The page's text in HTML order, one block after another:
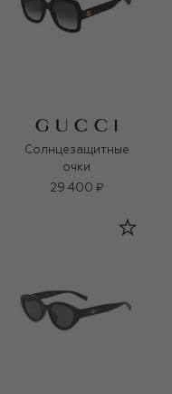
Солнцезащитные
очки
29 400 ₽